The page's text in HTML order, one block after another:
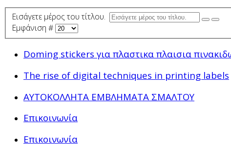
Εισάγετε μέρος του τίτλου.
Εμφάνιση #
Doming stickers για πλαστικα πλαισια
The rise of digital techniques in printing labels
ΑΥΤΟΚΟΛΛΗΤΑ ΕΜΒΛΗΜΑΤΑ ΣΜΑΛΤΟΥ
Επικοινωνία
Επικοινωνία